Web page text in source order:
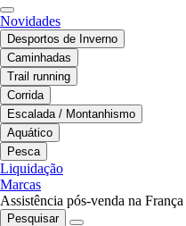
Novidades
Desportos de Inverno
Caminhadas
Trail running
Corrida
Escalada / Montanhismo
Aquático
Pesca
Liquidação
Marcas
Assistência pós-venda na França
Pesquisar